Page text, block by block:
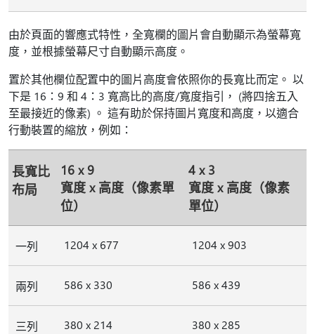
由於頁面的響應式特性，全寬欄的圖片會自動顯示為螢幕寬
度，並根據螢幕尺寸自動顯示高度。
置於其他欄位配置中的圖片高度會依照你的長寬比而定。 以
下是 16：9 和 4：3 寬高比的高度/寬度指引， (將四捨五入
至最接近的像素) 。 這有助於保持圖片寬度和高度，以適合
行動裝置的縮放，例如：
長寬比
布局
16 x 9
寬度 x 高度（像素單
位）
4 x 3
寬度 x 高度（像素
單位）
一列 1204 x 677 1204 x 903
兩列 586 x 330 586 x 439
三列 380 x 214 380 x 285